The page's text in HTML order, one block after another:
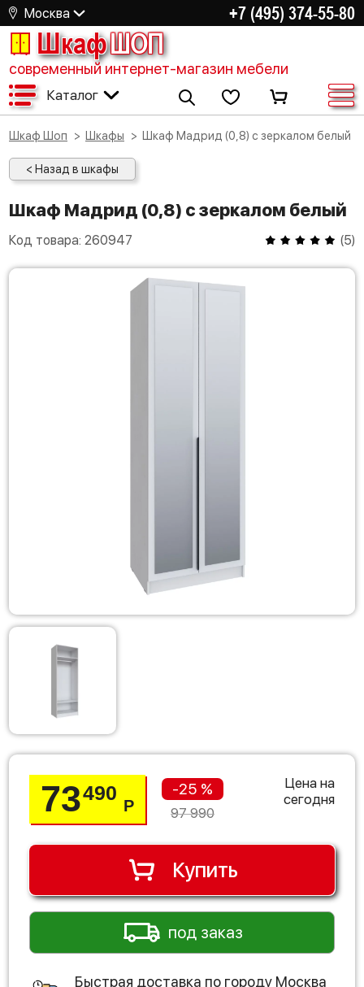
Москва +7 (495) 374-55-80
ШкафШОП
современный интернет-магазин мебели
Каталог
Шкаф Шоп Шкафы Шкаф Мадрид (0,8) с зеркалом белый
< Назад в шкафы
Шкаф Мадрид (0,8) с зеркалом белый
Код товара: 260947 (5)
73490
Р
-25 %
97 990
Цена на
сегодня
Купить
под заказ
Быстрая доставка по городу Москва